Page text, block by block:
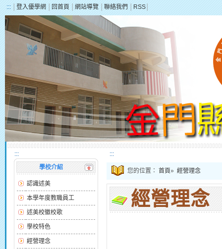
::: 登入優學網 回首頁 網站導覽 聯絡我們 RSS
:::
學校介紹
認識述美
本學年度教職員工
述美校徽校歌
學校特色
經營理念
:::
您的位置： 首頁» 經營理念
經營理念